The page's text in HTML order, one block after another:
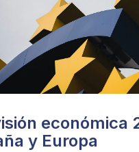
económica
y Europa